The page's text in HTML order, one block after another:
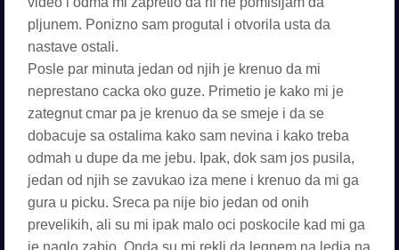
pljunem. Ponizno sam progutal i otvorila usta da
nastave ostali.
Posle par minuta jedan od njih je krenuo da mi
neprestano cacka oko guze. Primetio je kako mi je
zategnut cmar pa je krenuo da se smeje i da se
dobacuje sa ostalima kako sam nevina i kako treba
odmah u dupe da me jebu. Ipak, dok sam jos pusila,
jedan od njih se zavukao iza mene i krenuo da mi ga
gura u picku. Sreca pa nije bio jedan od onih
prevelikih, ali su mi ipak malo oci poskocile kad mi ga
je naglo zabio. Onda su mi rekli da legnem na ledja na